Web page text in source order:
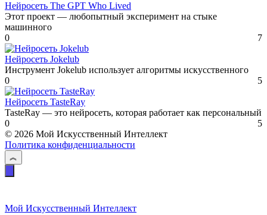
Нейросеть The GPT Who Lived
Этот проект — любопытный эксперимент на стыке
машинного
0
7
Нейросеть Jokelub
Инструмент Jokelub использует алгоритмы искусственного
0
5
Нейросеть TasteRay
TasteRay — это нейросеть, которая работает как персональный
0
5
© 2026 Мой Искусственный Интеллект
Политика конфиденциальности
Мой Искусственный Интеллект